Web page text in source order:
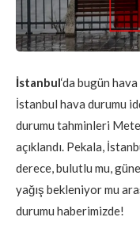
İstanbul‘da bugün
İstanbul hava durumu
durumu tahminleri
açıklandı. Pekala,
derece, bulutlu mu,
yağış bekleniyor mu
durumu haberimizde!